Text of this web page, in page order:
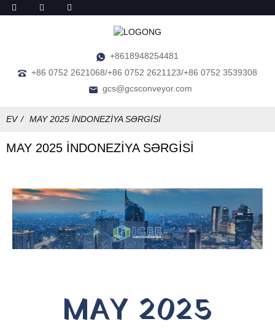
+8618948254481
+86 0752 2621068/+86 0752 2621123/+86 0752 3539308
gcs@gcsconveyor.com
EV MAY 2025 İNDONEZİYA SƏRGİSİ
MAY 2025 İNDONEZİYA SƏRGİSİ
MAY 2025